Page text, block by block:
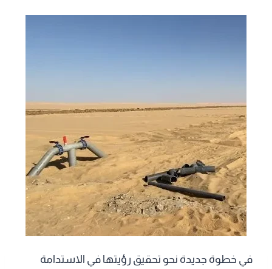
في خطوة جديدة نحو تحقيق رؤيتها في الاستدامة